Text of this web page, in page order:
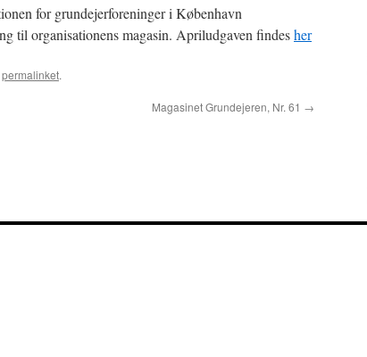
for grundejerforeninger i København
til organisationens magasin. Apriludgaven findesher
permalinket.
Magasinet Grundejeren, Nr. 61 →